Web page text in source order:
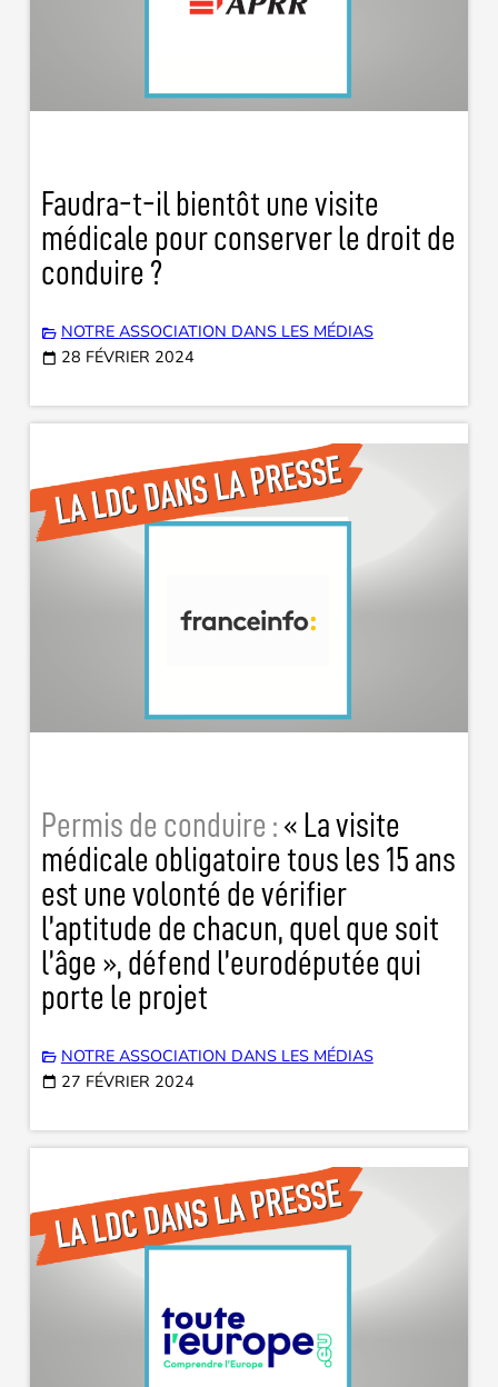
Faudra-t-il bientôt une visite
médicale pour conserver le droit de
conduire ?
NOTRE ASSOCIATION DANS LES MÉDIAS
28 FÉVRIER 2024
Permis de conduire :« La visite
médicale obligatoire tous les 15 ans
est une volonté de vérifier
l’aptitude de chacun, quel que soit
l’âge », défend l’eurodéputée qui
porte le projet
NOTRE ASSOCIATION DANS LES MÉDIAS
27 FÉVRIER 2024